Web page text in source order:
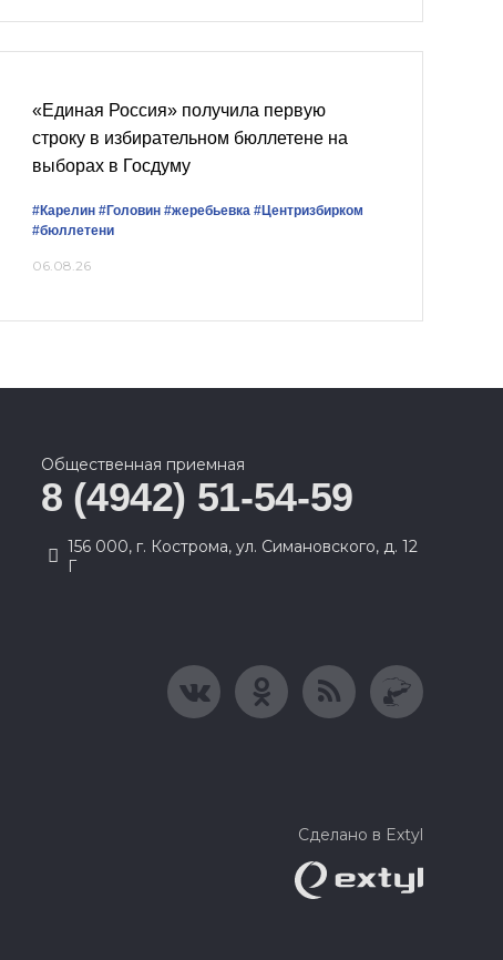
«Единая Россия» получила первую
строку в избирательном бюллетене на
выборах в Госдуму
#Карелин #Головин #жеребьевка #Центризбирком
#бюллетени
06.08.26
Общественная приемная
8 (4942) 51-54-59
156 000, г. Кострома, ул. Симановского, д. 12
Г
Сделано в Extyl